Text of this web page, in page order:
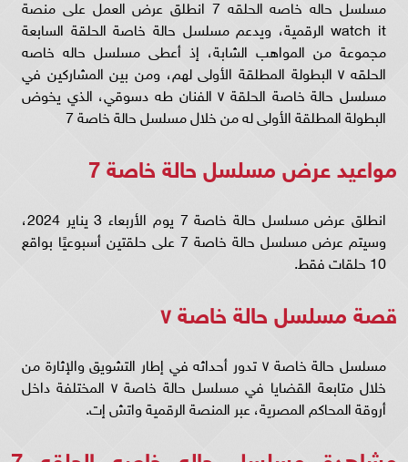
مسلسل حاله خاصه الحلقه 7 انطلق عرض العمل على منصة
watch it الرقمية، ويدعم مسلسل حالة خاصة الحلقة السابعة
مجموعة من المواهب الشابة، إذ أعطى مسلسل حاله خاصه
الحلقه ٧ البطولة المطلقة الأولى لهم، ومن بين المشاركين في
مسلسل حالة خاصة الحلقة ٧ الفنان طه دسوقي، الذي يخوض
البطولة المطلقة الأولى له من خلال مسلسل حالة خاصة 7
مواعيد عرض مسلسل حالة خاصة 7
انطلق عرض مسلسل حالة خاصة 7 يوم الأربعاء 3 يناير 2024،
وسيتم عرض مسلسل حالة خاصة 7 على حلقتين أسبوعيًا بواقع
10 حلقات فقط.
قصة مسلسل حالة خاصة ٧
مسلسل حالة خاصة ٧ تدور أحداثه في إطار التشويق والإثارة من
خلال متابعة القضايا في مسلسل حالة خاصة ٧ المختلفة داخل
أروقة المحاكم المصرية، عبر المنصة الرقمية واتش إت.